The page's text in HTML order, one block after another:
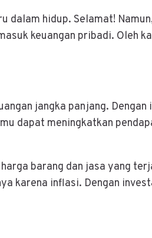
dalam hidup. Selamat!
keuangan pribadi. Oleh
jangka panjang.
dapat meningkatkan
barang dan jasa yang
karena inflasi. Dengan